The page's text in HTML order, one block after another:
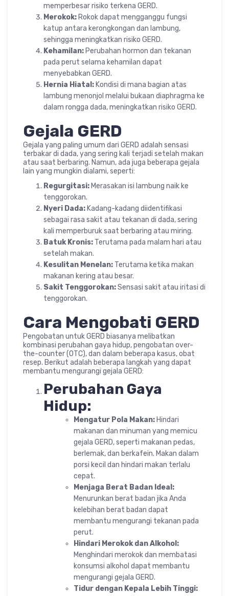
memperbesar risiko terkena GERD.
Merokok: Rokok dapat mengganggu fungsi
katup antara kerongkongan dan lambung,
sehingga meningkatkan risiko GERD.
Kehamilan: Perubahan hormon dan tekanan
pada perut selama kehamilan dapat
menyebabkan GERD.
Hernia Hiatal: Kondisi di mana bagian atas
lambung menonjol melalui bukaan diaphragma ke
dalam rongga dada, meningkatkan risiko GERD.
Gejala GERD
Gejala yang paling umum dari GERD adalah sensasi
terbakar di dada, yang sering kali terjadi setelah makan
atau saat berbaring. Namun, ada juga beberapa gejala
lain yang mungkin dialami, seperti:
Regurgitasi: Merasakan isi lambung naik ke
tenggorokan.
Nyeri Dada: Kadang-kadang diidentifikasi
sebagai rasa sakit atau tekanan di dada, sering
kali memperburuk saat berbaring atau miring.
Batuk Kronis: Terutama pada malam hari atau
setelah makan.
Kesulitan Menelan: Terutama ketika makan
makanan kering atau besar.
Sakit Tenggorokan:Sensasi sakit atau iritasi di
tenggorokan.
Cara Mengobati GERD
Pengobatan untuk GERD biasanya melibatkan
kombinasi perubahan gaya hidup, pengobatan over-
the-counter (OTC), dan dalam beberapa kasus, obat
resep. Berikut adalah beberapa langkah yang dapat
membantu mengurangi gejala GERD:
Perubahan Gaya
Hidup:
Mengatur Pola Makan:Hindari
makanan dan minuman yang memicu
gejala GERD, seperti makanan pedas,
berlemak, dan berkafein. Makan dalam
porsi kecil dan hindari makan terlalu
cepat.
Menjaga Berat Badan Ideal:
Menurunkan berat badan jika Anda
kelebihan berat badan dapat
membantu mengurangi tekanan pada
perut.
Hindari Merokok dan Alkohol:
Menghindari merokok dan membatasi
konsumsi alkohol dapat membantu
mengurangi gejala GERD.
Tidur dengan Kepala Lebih Tinggi: